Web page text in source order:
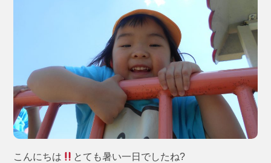
こんにちは とても暑い一日でしたね?